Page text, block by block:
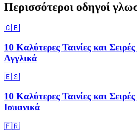
Περισσότεροι οδηγοί
🇬🇧
10 Καλύτερες Ταινίες και
Αγγλικά
🇪🇸
10 Καλύτερες Ταινίες και
Ισπανικά
🇫🇷